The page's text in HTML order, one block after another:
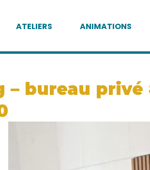
ATELIERS ANIMATIONS
– bureau